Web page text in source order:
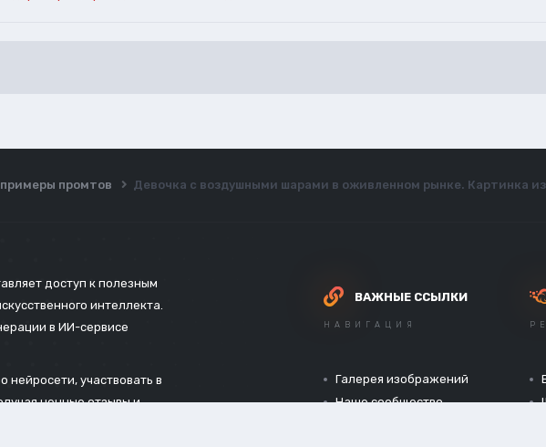
промтов Девочка с воздушными шарами в оживленном рынке. Картинка
доступ к полезным
интеллекта.
в ИИ-сервисе
участвовать в
ценные отзывы и
ВАЖНЫЕ ССЫЛКИ
НАВИГАЦИЯ
Галерея изображений
Наше сообщество